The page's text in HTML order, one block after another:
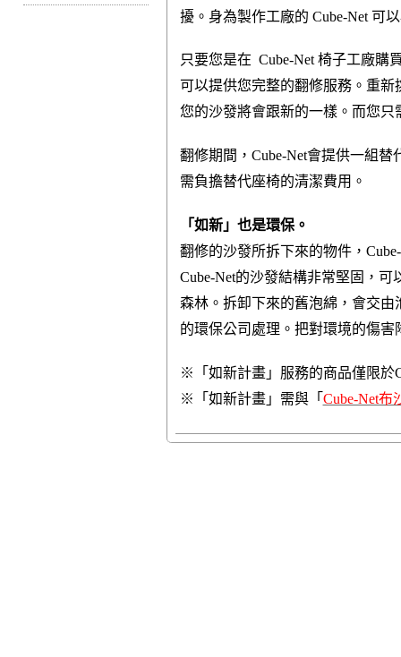
擾。身為製作工廠的 Cube-Net可
只要您是在 Cube-Net 椅子工廠購
可以提供您完整的翻修服務。重新
您的沙發將會跟新的一樣。而您只
翻修期間，Cube-Net會提供一組
需負擔替代座椅的清潔費用。
「如新」也是環保。
翻修的沙發所拆下來的物件，
Cube-Net的沙發結構非常堅固，
森林。 拆卸下來的舊泡綿，會交由
的環保公司處理。 把對環境的傷害
※「如新計畫」服務的商品僅限於
※「如新計畫」需與「 Cube-Net布